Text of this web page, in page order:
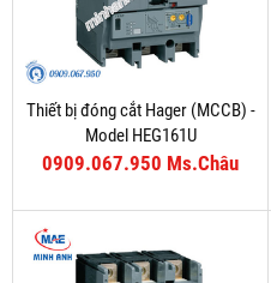
Thiết bị đóng cắt Hager (MCCB) -
Model HEG161U
0909.067.950 Ms.Châu